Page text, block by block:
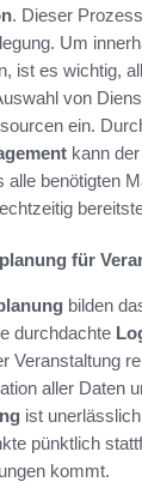
. Dieser
Um
ist es wichtig,
von
ein.
kann
benötigten
für
bilden
durchdachte
Veranstaltung
aller Daten
ist
pünktlich
kommt.